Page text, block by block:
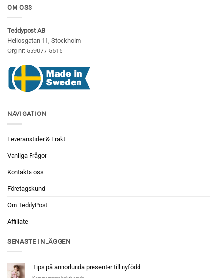
OM OSS
Teddypost AB
Heliosgatan 11, Stockholm
Org nr: 559077-5515
NAVIGATION
Leveranstider & Frakt
Vanliga Frågor
Kontakta oss
Företagskund
Om TeddyPost
Affiliate
SENASTE INLÄGGEN
Tips på annorlunda presenter till nyfödd